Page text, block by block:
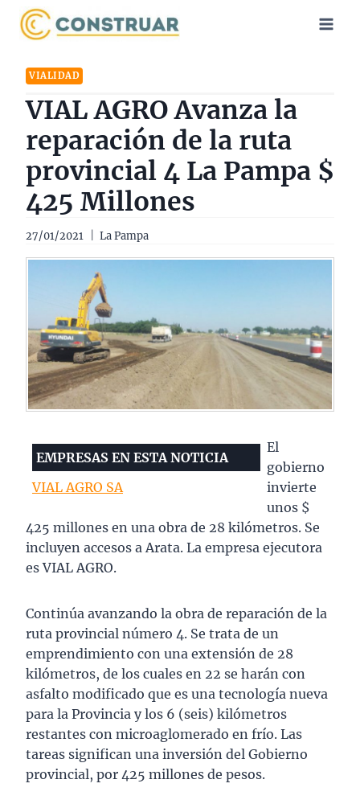
Saltar
VIALIDAD
VIAL AGRO Avanza la
reparación de la ruta
provincial 4 La Pampa $
425 Millones
27/01/2021 La Pampa
EMPRESAS EN ESTA NOTICIA
VIAL AGRO SA
El
gobierno
invierte
unos $
425 millones en una obra de 28 kilómetros. Se
incluyen accesos a Arata. La empresa ejecutora
es VIAL AGRO.
Continúa avanzando la obra de reparación de la
ruta provincial número 4. Se trata de un
emprendimiento con una extensión de 28
kilómetros, de los cuales en 22 se harán con
asfalto modificado que es una tecnología nueva
para la Provincia y los 6 (seis) kilómetros
restantes con microaglomerado en frío. Las
tareas significan una inversión del Gobierno
provincial, por 425 millones de pesos.